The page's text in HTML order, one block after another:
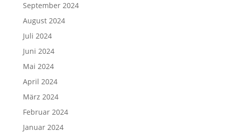
September 2024
August 2024
Juli 2024
Juni 2024
Mai 2024
April 2024
März 2024
Februar 2024
Januar 2024